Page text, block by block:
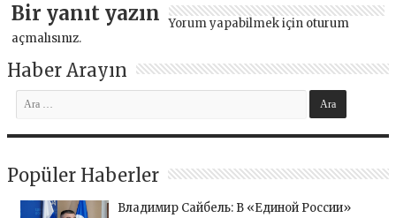
Bir yanıt yazın Yorum yapabilmek için oturum
açmalısınız.
Haber Arayın
Popüler Haberler
Владимир Сайбель: В «Единой России»